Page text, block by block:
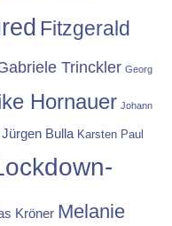
Fitzgerald
Trinckler Georg
Hornauer Johann
Jürgen Bulla Karsten Paul
Kröner Melanie